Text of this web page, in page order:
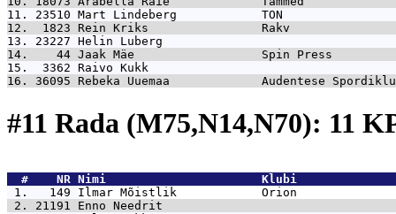
11. 23510 Mart Lindeberg            TON
12.  1823 Rein Kriks                Rakv
13. 23227 Helin Luberg
14.    44 Jaak Mäe                  Spin Press
15.  3362 Raivo Kukk
16. 36095 Rebeka Uuemaa             Audentese
#11 Rada (M75,N14,N70): 11
  #    NR
Nimi                      Klubi
1.   149 Ilmar Mõistlik            Orion
2. 21191 Enno Needrit